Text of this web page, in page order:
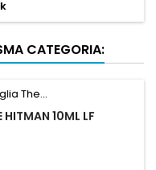
CATEGORIA:
HITMAN 10ML LF